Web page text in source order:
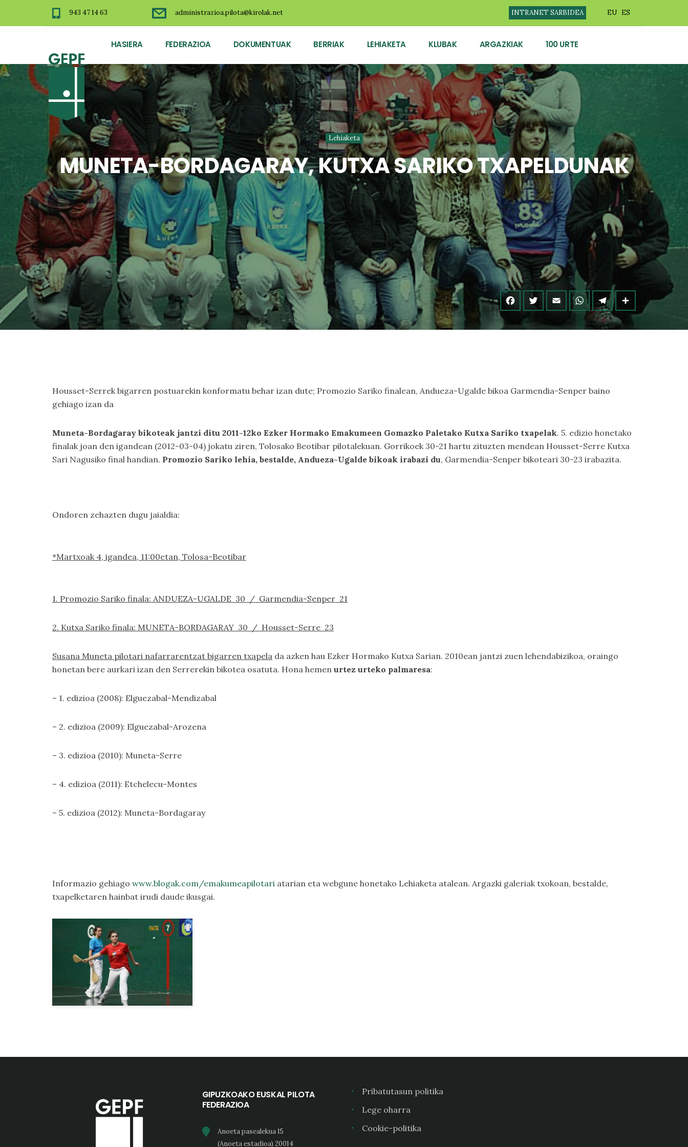
943 47 14 63 administrazioa.pilota@kirolak.net INTRANET SARBIDEA EU ES
HASIERA FEDERAZIOA DOKUMENTUAK BERRIAK LEHIAKETA KLUBAK ARGAZKIAK 100 URTE
Lehiaketa
MUNETA-BORDAGARAY, KUTXA SARIKO TXAPELDUNAK
Housset-Serrek bigarren postuarekin konformatu behar izan dute; Promozio Sariko finalean, Andueza-Ugalde bikoa Garmendia-Senper baino
gehiago izan da
Muneta-Bordagaray bikoteak jantzi ditu 2011-12ko Ezker Hormako Emakumeen Gomazko Paletako Kutxa Sariko txapelak. 5. edizio honetako
finalak joan den igandean (2012-03-04) jokatu ziren, Tolosako Beotibar pilotalekuan. Gorrikoek 30-21 hartu zituzten mendean Housset-Serre Kutxa
Sari Nagusiko final handian. Promozio Sariko lehia, bestalde, Andueza-Ugalde bikoak irabazi du, Garmendia-Senper bikoteari 30-23 irabazita.
Ondoren zehazten dugu jaialdia:
*Martxoak 4, igandea, 11:00etan, Tolosa-Beotibar
1. Promozio Sariko finala: ANDUEZA-UGALDE 30 / Garmendia-Senper 21
2. Kutxa Sariko finala: MUNETA-BORDAGARAY 30 / Housset-Serre 23
Susana Muneta pilotari nafarrarentzat bigarren txapela da azken hau Ezker Hormako Kutxa Sarian. 2010ean jantzi zuen lehendabizikoa, oraingo
honetan bere aurkari izan den Serrerekin bikotea osatuta. Hona hemen urtez urteko palmaresa:
– 1. edizioa (2008): Elguezabal-Mendizabal
– 2. edizioa (2009): Elguezabal-Arozena
– 3. edizioa (2010): Muneta-Serre
– 4. edizioa (2011): Etchelecu-Montes
– 5. edizioa (2012): Muneta-Bordagaray
Informazio gehiago www.blogak.com/emakumeapilotari atarian eta webgune honetako Lehiaketa atalean. Argazki galeriaktxokoan, bestalde,
txapelketaren hainbat irudi daude ikusgai.
GIPUZKOAKO EUSKAL PILOTA
FEDERAZIOA
Anoeta pasealekua 15
(Anoeta estadioa) 20014
Pribatutasun politika
Lege oharra
Cookie-politika